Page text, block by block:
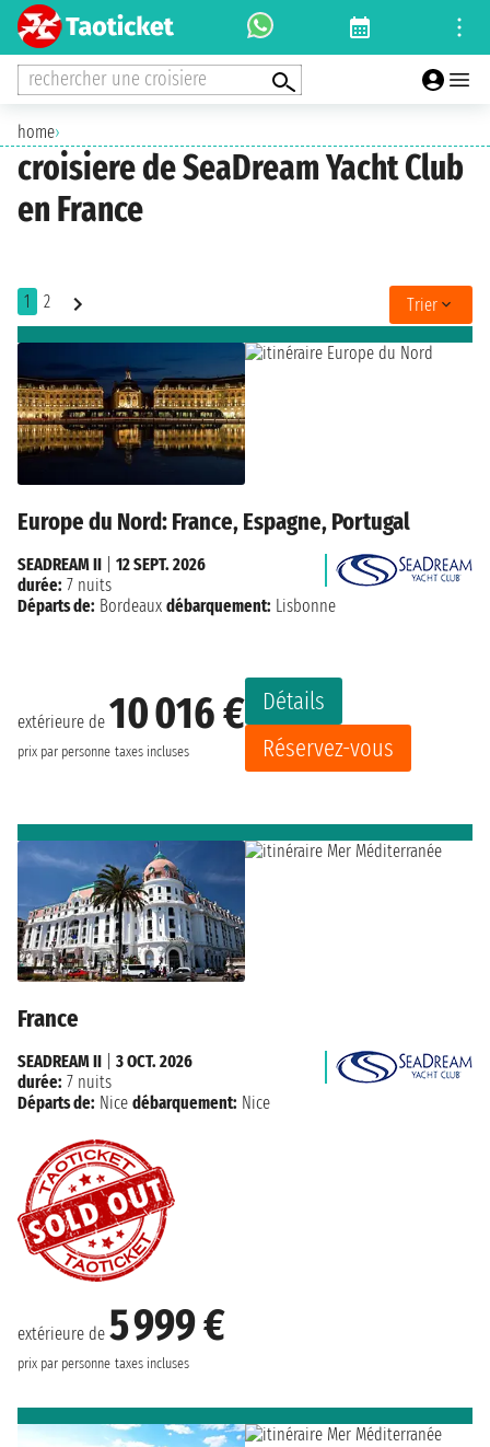
rechercher une croisiere
home›
croisiere de SeaDream Yacht Club
en France
1 2 Trier
Europe du Nord: France, Espagne, Portugal
extérieure de 10 016 €
prix par personne taxes incluses
Détails
Réservez-vous
SEADREAM II
12 SEPT. 2026
durée: 7 nuits
Départs de: Bordeaux débarquement: Lisbonne
France
extérieure de 5 999 €
prix par personne taxes incluses
SEADREAM II
3 OCT. 2026
durée: 7 nuits
Départs de: Nice débarquement: Nice